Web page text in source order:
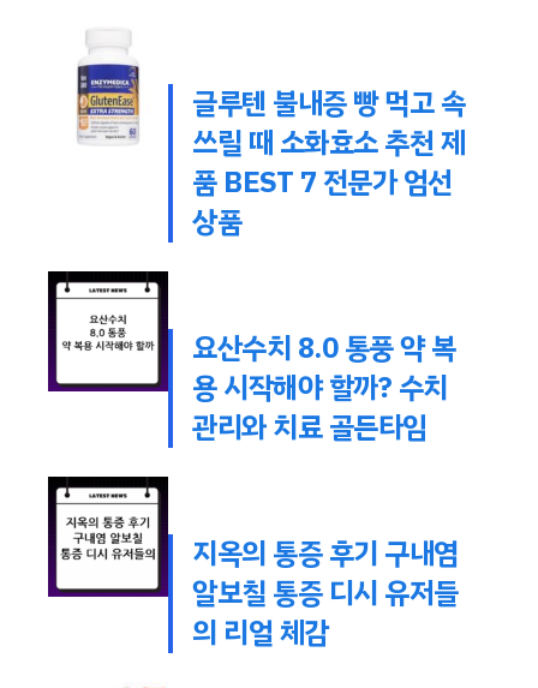
글루텐 불내증 빵 먹고 속
쓰릴 때 소화효소 추천 제
품 BEST 7 전문가 엄선
상품
요산수치 8.0 통풍 약 복
용 시작해야 할까? 수치
관리와 치료 골든타임
지옥의 통증 후기 구내염
알보칠 통증 디시 유저들
의 리얼 체감